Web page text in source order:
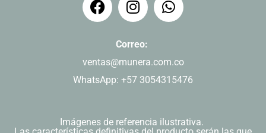
Correo:
ventas@munera.com.co
WhatsApp: +57 3054315476
Imágenes de referencia ilustrativa.